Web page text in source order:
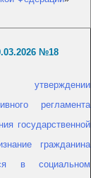
№18
регламента
государственной
гражданина
в социальном